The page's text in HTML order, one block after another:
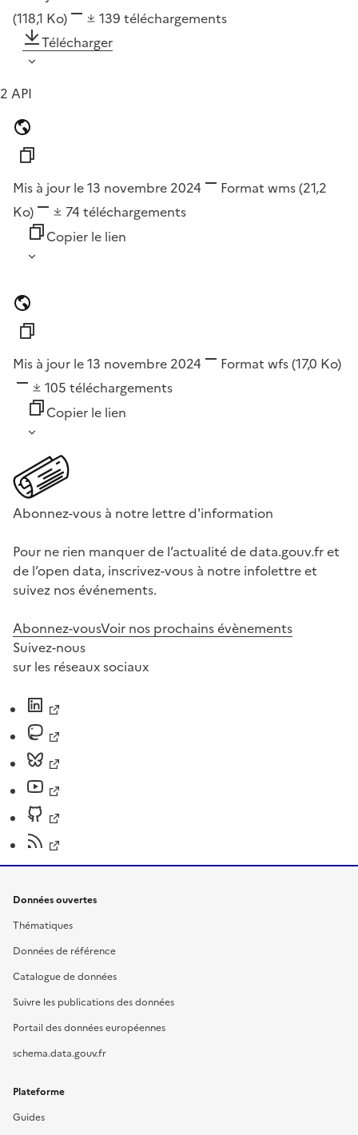
(118,1 Ko)
139 téléchargements
Télécharger
2 API
Mis à jour le 13 novembre 2024 Format wms(21,2
Ko)
74 téléchargements
Copier le lien
Mis à jour le 13 novembre 2024 Format wfs(17,0 Ko)
105 téléchargements
Copier le lien
Abonnez-vous à notre lettre d'information
Pour ne rien manquer de l’actualité de data.gouv.fr et
de l’open data, inscrivez-vous à notre infolettre et
suivez nos événements.
Abonnez-vousVoir nos prochains évènements
Suivez-nous
sur les réseaux sociaux
Données ouvertes
Thématiques
Données de référence
Catalogue de données
Suivre les publications des données
Portail des données européennes
schema.data.gouv.fr
Plateforme
Guides